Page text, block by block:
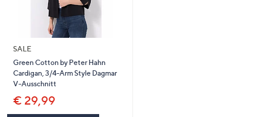
anzuzeigen.
SALE
Green Cotton by Peter Hahn
Cardigan, 3/4-Arm Style Dagmar
V-Ausschnitt
€ 29,99